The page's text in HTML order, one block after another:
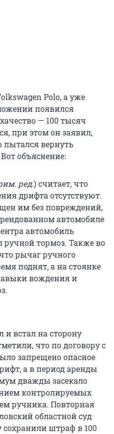
Polo, а уже
появился
— 100 тысяч
при этом он заявил,
пытался вернуть
объяснение:
ред.) считает, что
дрифта отсутствуют.
им без повреждений,
автомобиле
автомобиль
ручной тормоз. Также во
рычаг ручного
поднят, а на стоянке
вождения и
и встал на сторону
что по договору с
запрещено опасное
а в период аренды
дважды засекало
контролируемых
ручника. Повторная
областной суд
сохранили штраф в 100